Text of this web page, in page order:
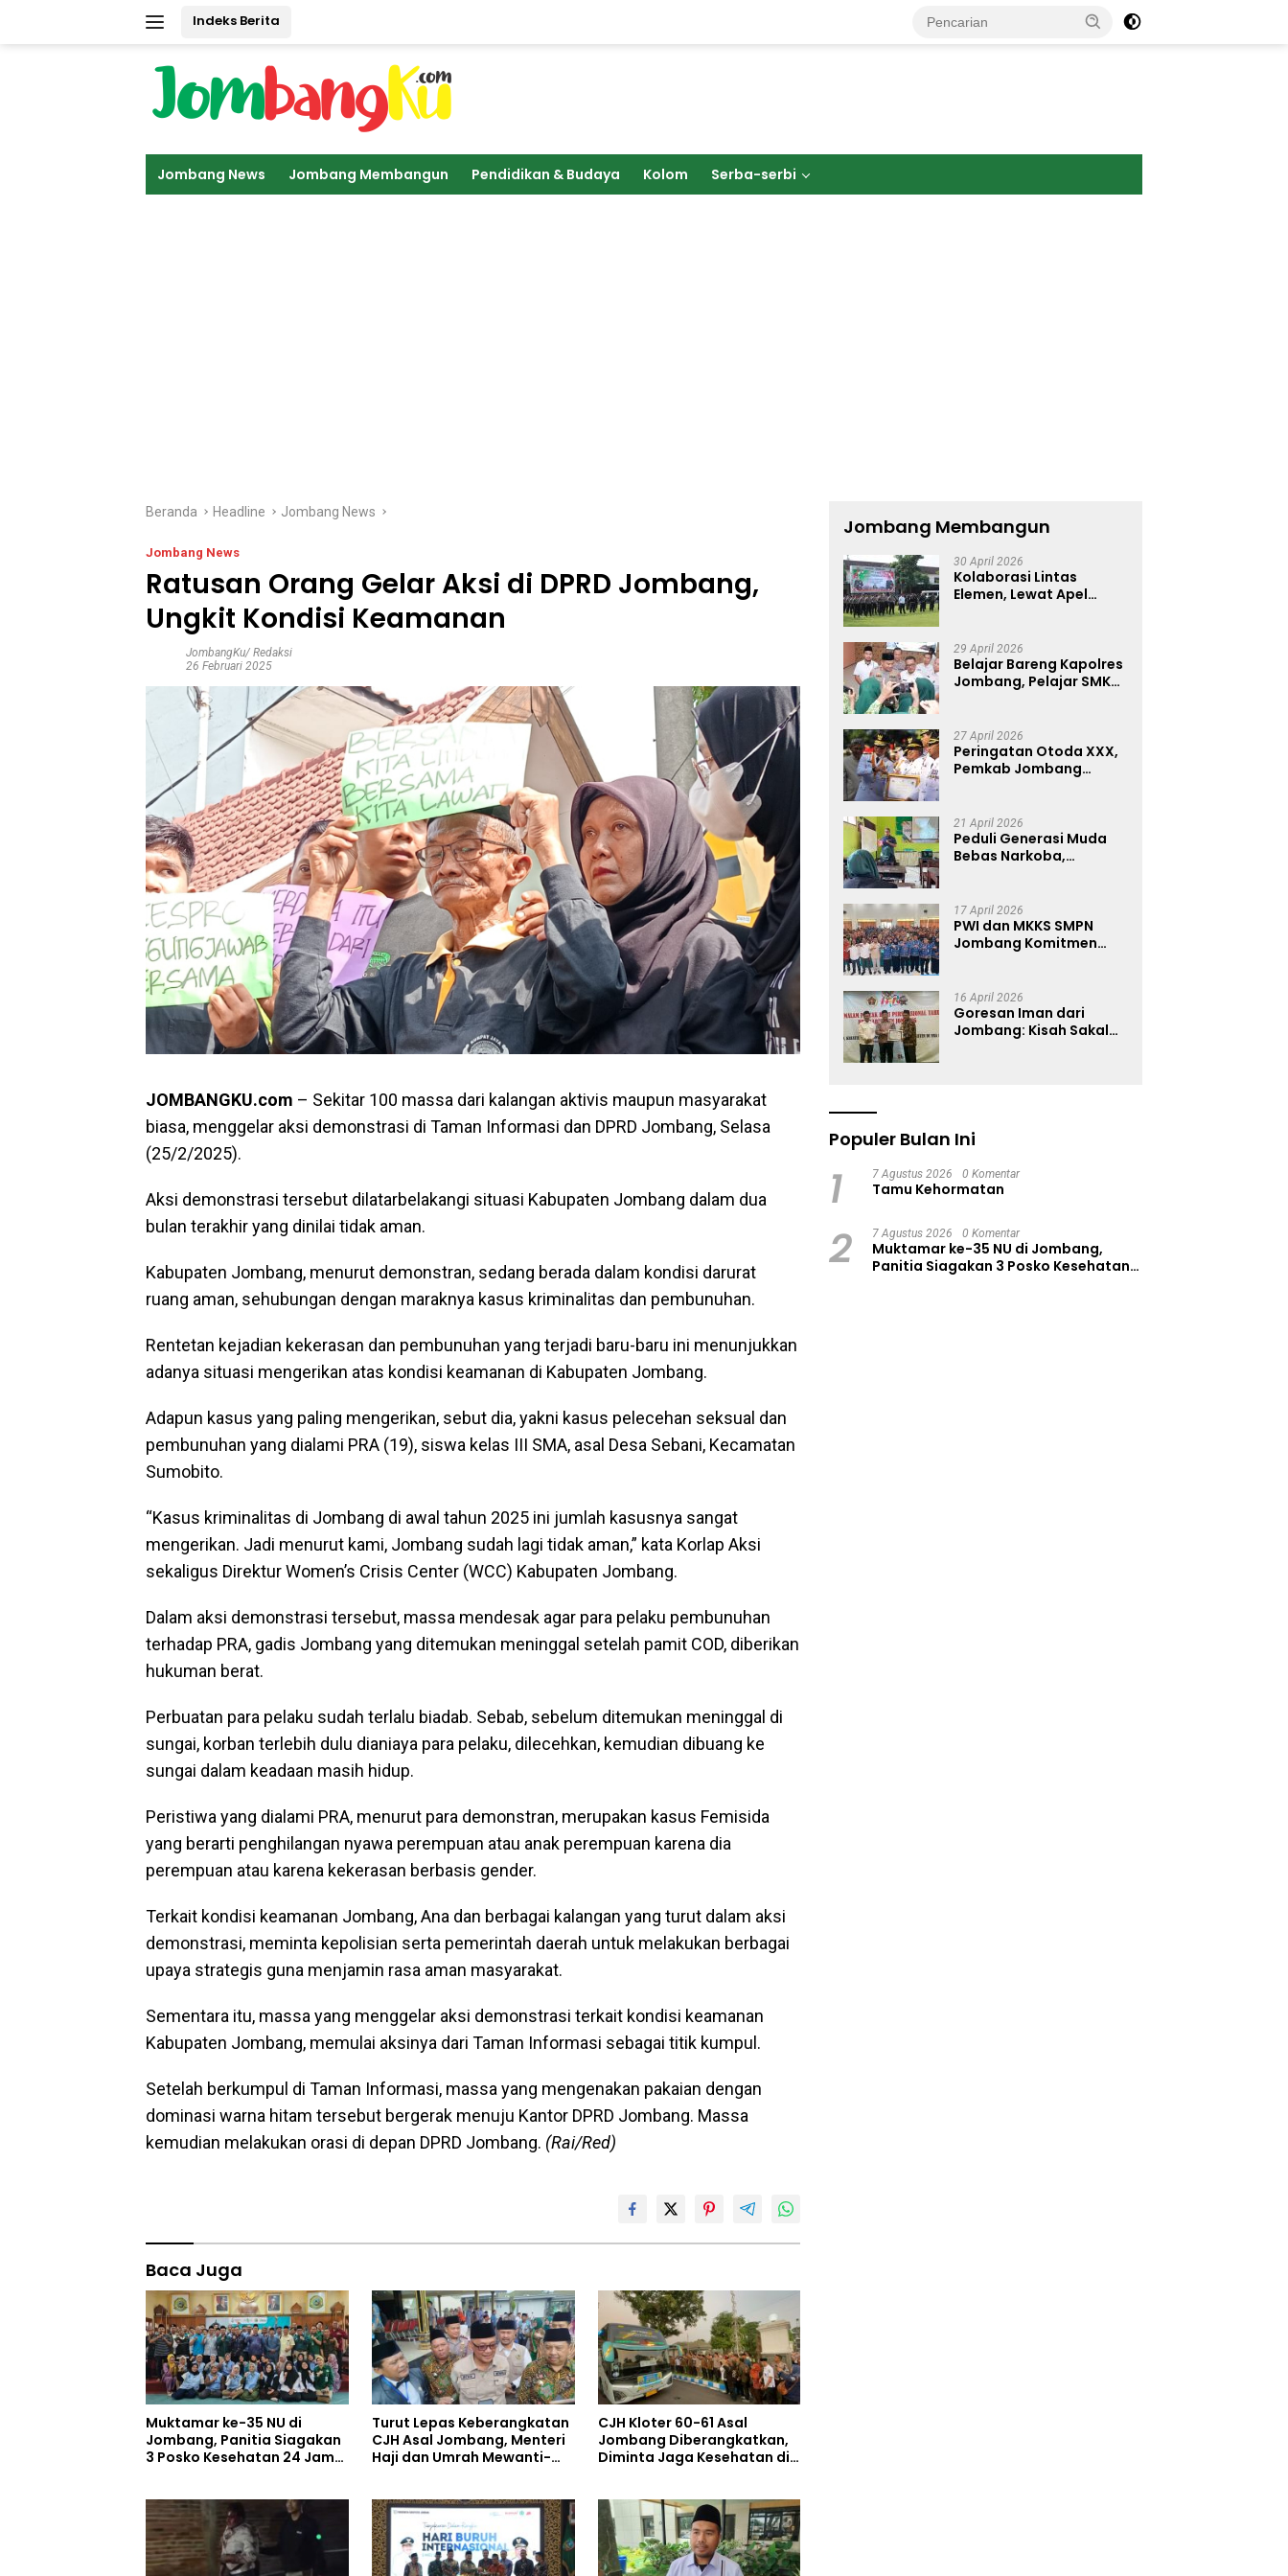
Indeks Berita
Jombang News Jombang Membangun Pendidikan & Budaya Kolom Serba-serbi
Beranda Headline Jombang News
Jombang News
Ratusan Orang Gelar Aksi di DPRD Jombang,
Ungkit Kondisi Keamanan
JombangKu/ Redaksi
26 Februari 2025
JOMBANGKU.com – Sekitar 100 massa dari kalangan aktivis maupun masyarakat
biasa, menggelar aksi demonstrasi di Taman Informasi dan DPRD Jombang, Selasa
(25/2/2025).
Aksi demonstrasi tersebut dilatarbelakangi situasi Kabupaten Jombang dalam dua
bulan terakhir yang dinilai tidak aman.
Kabupaten Jombang, menurut demonstran, sedang berada dalam kondisi darurat
ruang aman, sehubungan dengan maraknya kasus kriminalitas dan pembunuhan.
Rentetan kejadian kekerasan dan pembunuhan yang terjadi baru-baru ini menunjukkan
adanya situasi mengerikan atas kondisi keamanan di Kabupaten Jombang.
Adapun kasus yang paling mengerikan, sebut dia, yakni kasus pelecehan seksual dan
pembunuhan yang dialami PRA (19), siswa kelas III SMA, asal Desa Sebani, Kecamatan
Sumobito.
“Kasus kriminalitas di Jombang di awal tahun 2025 ini jumlah kasusnya sangat
mengerikan. Jadi menurut kami, Jombang sudah lagi tidak aman,” kata Korlap Aksi
sekaligus Direktur Women’s Crisis Center (WCC) Kabupaten Jombang.
Dalam aksi demonstrasi tersebut, massa mendesak agar para pelaku pembunuhan
terhadap PRA, gadis Jombang yang ditemukan meninggal setelah pamit COD, diberikan
hukuman berat.
Perbuatan para pelaku sudah terlalu biadab. Sebab, sebelum ditemukan meninggal di
sungai, korban terlebih dulu dianiaya para pelaku, dilecehkan, kemudian dibuang ke
sungai dalam keadaan masih hidup.
Peristiwa yang dialami PRA, menurut para demonstran, merupakan kasus Femisida
yang berarti penghilangan nyawa perempuan atau anak perempuan karena dia
perempuan atau karena kekerasan berbasis gender.
Terkait kondisi keamanan Jombang, Ana dan berbagai kalangan yang turut dalam aksi
demonstrasi, meminta kepolisian serta pemerintah daerah untuk melakukan berbagai
upaya strategis guna menjamin rasa aman masyarakat.
Sementara itu, massa yang menggelar aksi demonstrasi terkait kondisi keamanan
Kabupaten Jombang, memulai aksinya dari Taman Informasi sebagai titik kumpul.
Setelah berkumpul di Taman Informasi, massa yang mengenakan pakaian dengan
dominasi warna hitam tersebut bergerak menuju Kantor DPRD Jombang. Massa
kemudian melakukan orasi di depan DPRD Jombang. (Rai/Red)
Baca Juga
Muktamar ke-35 NU di
Jombang, Panitia Siagakan
3 Posko Kesehatan 24 Jam
Turut Lepas Keberangkatan
CJH Asal Jombang, Menteri
Haji dan Umrah Mewanti-
CJH Kloter 60-61 Asal
Jombang Diberangkatkan,
Diminta Jaga Kesehatan di
Jombang Membangun
30 April 2026
Kolaborasi Lintas
Elemen, Lewat Apel
Jaga Kondusifitas
29 April 2026
Belajar Bareng Kapolres
Jombang, Pelajar SMKN
Simulasi Wawancara
Jurnalistik
27 April 2026
Peringatan Otoda XXX,
Pemkab Jombang
21 April 2026
Peduli Generasi Muda
Bebas Narkoba,
Madrasah
17 April 2026
PWI dan MKKS SMPN
Jombang Komitmen
Edukasi Jurnalistik
16 April 2026
Goresan Iman dari
Jombang: Kisah Sakal
Populer Bulan Ini
1 7 Agustus 2026 0 Komentar
Tamu Kehormatan
2 7 Agustus 2026 0 Komentar
Muktamar ke-35 NU di Jombang,
Panitia Siagakan 3 Posko Kesehatan